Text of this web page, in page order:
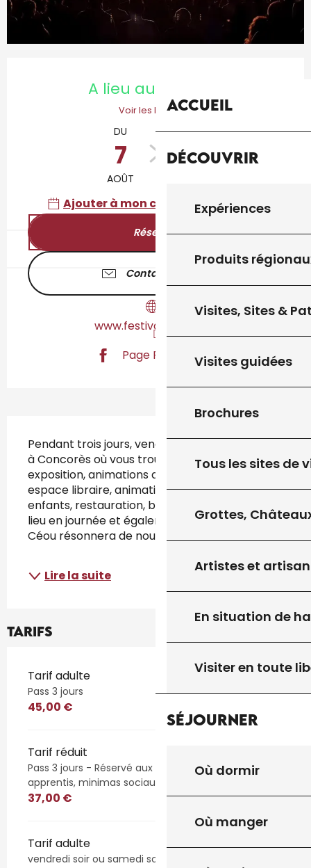
Accueil
Découvrir
Expériences
Produits
Visites, Sites &
Visites guidées
Brochures
Tous les sites de
Grottes,
Artistes et
En situation de
Visiter en toute
Séjourner
Où dormir
Où manger
A lieu aujourd'hui
Voir les horaires
DU
7
AOÛT
AU
9
Ajouter à mon calendrier Google
Réserver
Contactez-nous
www.festivalceou.com
Page Facebook
Pendant trois jours, venez découvrir le festival
à Concorès où vous trouverez concerts,
exposition, animations de rues, artisanat,
espace libraire, animations, jeux à l'espace
enfants, restauration, bars... Les festivités ont
lieu en journée et également en soirée. Le
Céou résonnera de nouveau au...
Lire la suite
Tarifs
Tarifs 2026
Tarif adulte
Pass 3 jours
45,00 €
Tarif réduit
Pass 3 jours - Réservé aux 15 / 25 ans, étudiants,
apprentis, minimas sociaux
37,00 €
Tarif adulte
vendredi soir ou samedi soir